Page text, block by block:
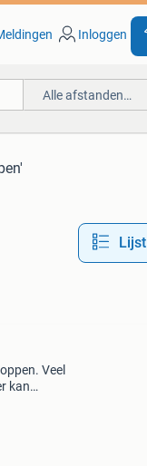
Inloggen
Alle afstanden…
Lijst
Veel
kan